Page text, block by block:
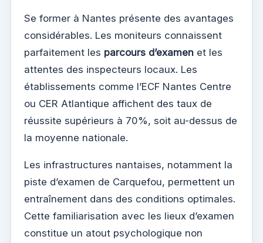
Se former à Nantes présente des avantages
considérables. Les moniteurs connaissent
parfaitement les parcours d’examen et les
attentes des inspecteurs locaux. Les
établissements comme l’ECF Nantes Centre
ou CER Atlantique affichent des taux de
réussite supérieurs à 70%, soit au-dessus de
la moyenne nationale.
Les infrastructures nantaises, notamment la
piste d’examen de Carquefou, permettent un
entraînement dans des conditions optimales.
Cette familiarisation avec les lieux d’examen
constitue un atout psychologique non